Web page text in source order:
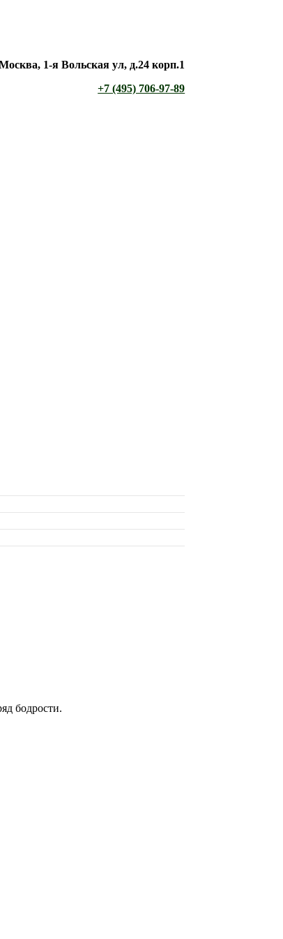
1-я Вольская ул, д.24 корп.1
+7 (495) 706-97-89
бодрости.